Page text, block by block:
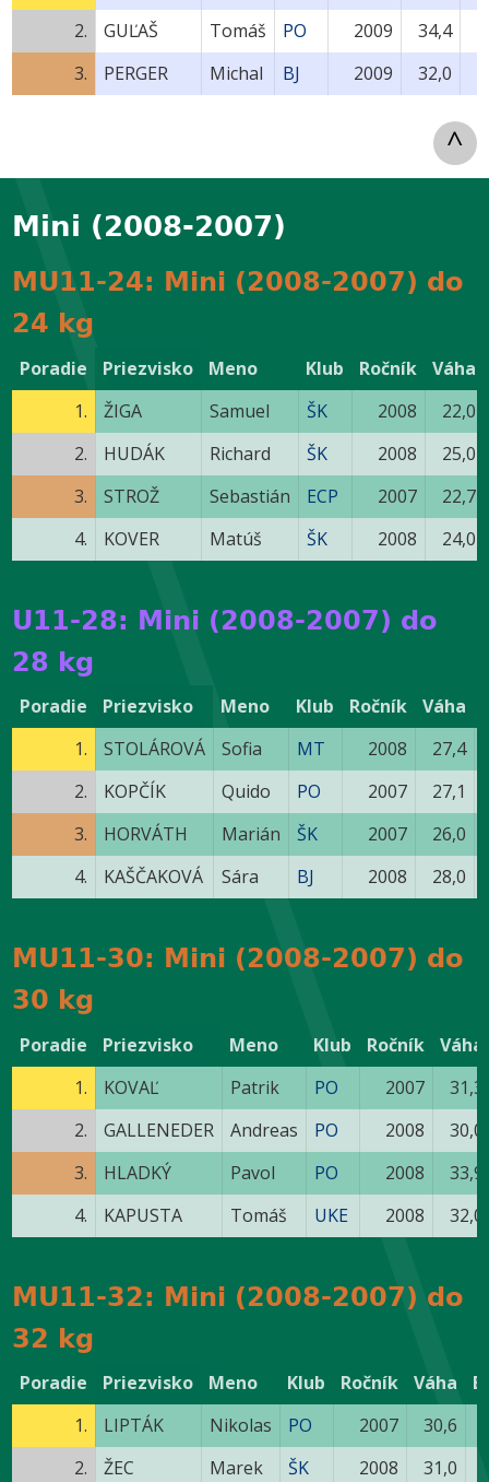
2. GUĽAŠ Tomáš PO 2009
34,4
3.
PERGER Michal BJ 2009 32,0
^
Mini (2008-2007)
MU11-24: Mini (2008-2007) do
24 kg
Poradie Priezvisko Meno Klub Ročník
Váha
1.
ŽIGA Samuel ŠK 2008
22,0
2.
HUDÁK Richard ŠK 2008
25,0
3.
STROŽ Sebastián ECP 2007
22,7
4.
KOVER Matúš ŠK 2008 24,0
U11-28: Mini (2008-2007) do
28 kg
Poradie Priezvisko Meno Klub Ročník Váha
1.
STOLÁROVÁ Sofia MT 2008
27,4
2.
KOPČÍK Quido PO 2007
27,1
3.
HORVÁTH Marián ŠK 2007
26,0
4.
KAŠČAKOVÁ Sára BJ 2008 28,0
MU11-30: Mini (2008-2007) do
30 kg
Poradie Priezvisko Meno Klub Ročník
Váha
1.
KOVAĽ Patrik PO 2007
31,3
2.
GALLENEDER Andreas PO 2008
30,0
3.
HLADKÝ Pavol PO 2008
33,9
4.
KAPUSTA Tomáš UKE 2008 32,0
MU11-32: Mini (2008-2007) do
32 kg
Poradie Priezvisko Meno Klub Ročník Váha
1.
LIPTÁK Nikolas PO 2007
30,6
2.
ŽEC Marek ŠK 2008
31,0